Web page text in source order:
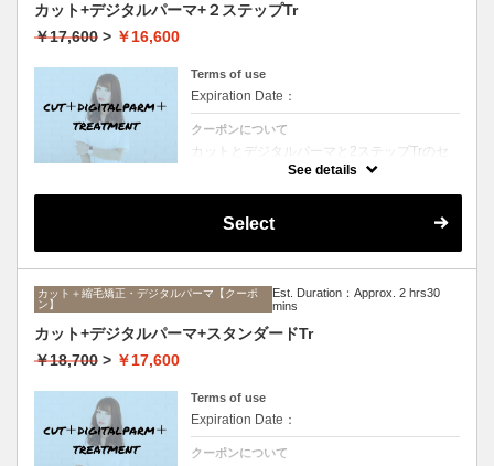
カット+デジタルパーマ+２ステップTr
￥17,600 > ￥16,600
Terms of use
Expiration Date：
クーポンについて
カットとデジタルパーマと2ステップTrのセ
ットメニュー。毛先ワンカールからふんわり
シャンプー、ブロー込み。
See details
Select
カット＋縮毛矯正・デジタルパーマ【クーポ
ン】
Est. Duration：Approx. 2 hrs30
mins
カット+デジタルパーマ+スタンダードTr
￥18,700 > ￥17,600
Terms of use
Expiration Date：
クーポンについて